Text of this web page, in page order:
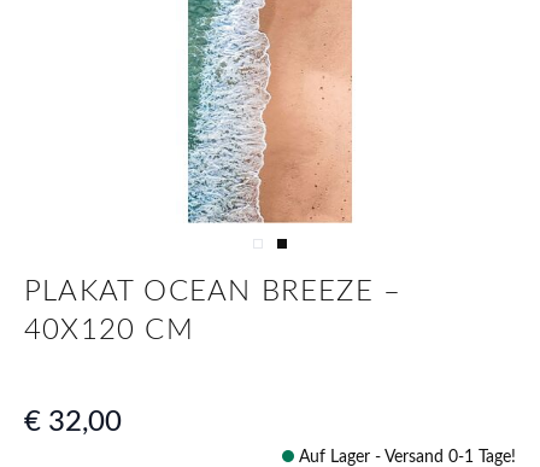
PLAKAT OCEAN BREEZE –
40X120 CM
€ 32,00
Auf Lager - Versand 0-1 Tage!